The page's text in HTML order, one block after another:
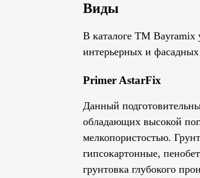
Виды
В каталоге ТМ Bayramix
интерьерных и
Primer AstarFix
Данный
обладающих высокой
мелкопористостью.
гипсокартонные,
грунтовка глубокого